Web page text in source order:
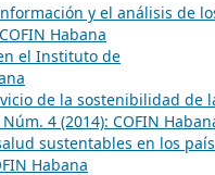
y el análisis de
Habana
el Instituto de
de la sostenibilidad de
4 (2014): COFIN
sustentables en los
Habana